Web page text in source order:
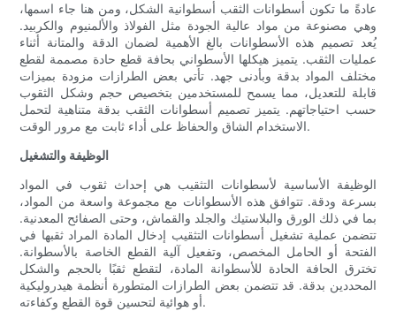
عادةً ما تكون أسطوانات الثقب أسطوانية الشكل، ومن هنا جاء اسمها،
وهي مصنوعة من مواد عالية الجودة مثل الفولاذ والألمنيوم والكربيد.
يُعد تصميم هذه الأسطوانات بالغ الأهمية لضمان الدقة والمتانة أثناء
عمليات الثقب. يتميز هيكلها الأسطواني بحافة قطع حادة مصممة لقطع
مختلف المواد بدقة وبأدنى جهد. تأتي بعض الطرازات مزودة بميزات
قابلة للتعديل، مما يسمح للمستخدمين بتخصيص حجم وشكل الثقوب
حسب احتياجاتهم. يتميز تصميم أسطوانات الثقب بدقة متناهية لتحمل
الاستخدام الشاق والحفاظ على أداء ثابت مع مرور الوقت.
الوظيفة والتشغيل
الوظيفة الأساسية لأسطوانات التثقيب هي إحداث ثقوب في المواد
بسرعة ودقة. تتوافق هذه الأسطوانات مع مجموعة واسعة من المواد،
بما في ذلك الورق والبلاستيك والجلد والقماش، وحتى الصفائح المعدنية.
تتضمن عملية تشغيل أسطوانات التثقيب إدخال المادة المراد ثقبها في
الفتحة أو الحامل المخصص، وتفعيل آلية القطع الخاصة بالأسطوانة.
تخترق الحافة الحادة للأسطوانة المادة، لتقطع ثقبًا بالحجم والشكل
المحددين بدقة. قد تتضمن بعض الطرازات المتطورة أنظمة هيدروليكية
أو هوائية لتحسين قوة القطع وكفاءته.